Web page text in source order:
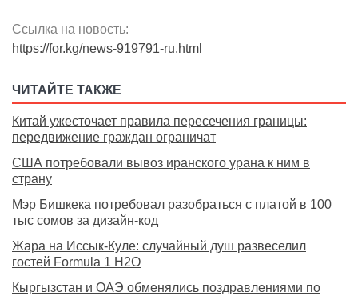
Ссылка на новость:
https://for.kg/news-919791-ru.html
ЧИТАЙТЕ ТАКЖЕ
Китай ужесточает правила пересечения границы:
передвижение граждан ограничат
США потребовали вывоз иранского урана к ним в
страну
Мэр Бишкека потребовал разобраться с платой в 100
тыс сомов за дизайн-код
Жара на Иссык-Куле: случайный душ развеселил
гостей Formula 1 H2O
Кыргызстан и ОАЭ обменялись поздравлениями по